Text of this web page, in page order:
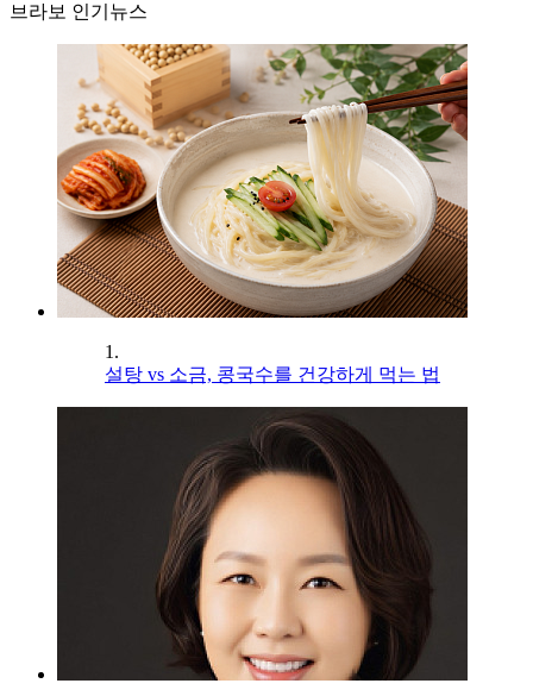
브라보 인기뉴스
1.
설탕 vs 소금, 콩국수를 건강하게 먹는 법